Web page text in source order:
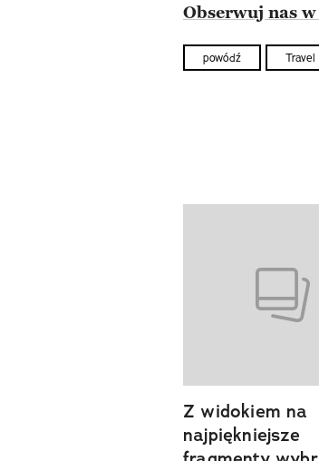
Obserwuj nas w
powódź Travel
previous element
Z widokiem na
najpiękniejsze